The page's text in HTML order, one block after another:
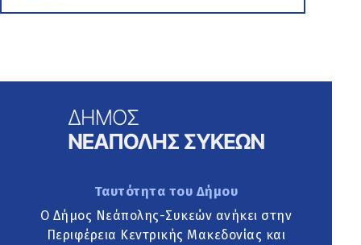
Ταυτότητα του Δήμου
Ο Δήμος Νεάπολης-Συκεών ανήκει στην
Περιφέρεια Κεντρικής Μακεδονίας και